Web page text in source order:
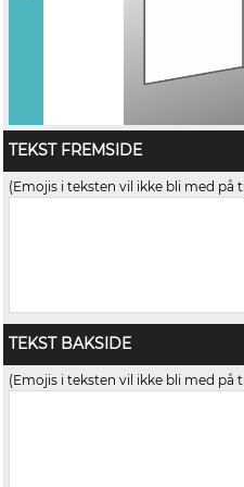
TEKST FREMSIDE
(Emojis i teksten vil ikke bli med på
TEKST BAKSIDE
(Emojis i teksten vil ikke bli med på